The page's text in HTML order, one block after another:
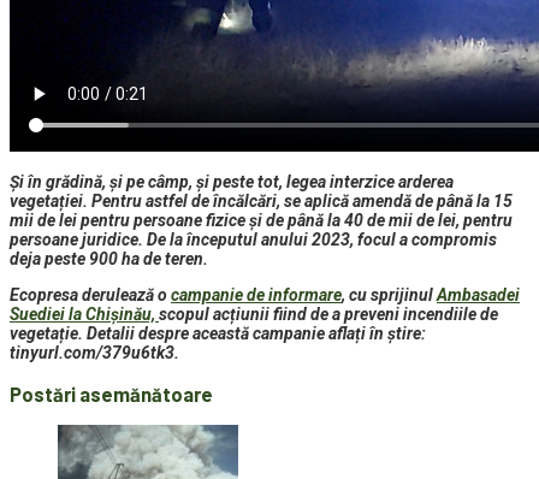
Și în grădină, și pe câmp, și peste tot, legea interzice arderea
vegetației. Pentru astfel de încălcări, se aplică amendă de până la 15
mii de lei pentru persoane fizice și de până la 40 de mii de lei, pentru
persoane juridice. De la începutul anului 2023, focul a compromis
deja peste 900 ha de teren.
Ecopresa derulează ocampanie de informare, cu sprijinulAmbasadei
Suediei la Chișinău, scopul acțiunii fiind de a preveni incendiile de
vegetație. Detalii despre această campanie aflați în știre:
tinyurl.com/379u6tk3.
Postări asemănătoare